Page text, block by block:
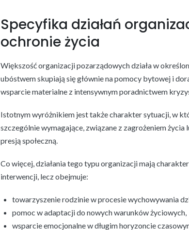
Specyfika działań
ochronie życia
Większość organizacji pozarządowych działa w
ubóstwem skupiają się głównie na pomocy bytowej i
wsparcie materialne z intensywnym poradnictwem
Istotnym wyróżnikiem jest także charakter sytuacji, w
szczególnie wymagające, związane z zagrożeniem
presją społeczną.
Co więcej, działania tego typu organizacji mają
interwencji, lecz obejmuje:
towarzyszenie rodzinie w procesie wychowywania
pomoc w adaptacji do nowych warunków życiowych,
wsparcie emocjonalne w długim horyzoncie